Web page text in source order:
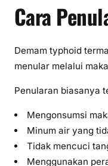
Cara
Demam typhoid
menular melalui
Penularan biasanya
Mengonsumsi
Minum air yang
Tidak mencuci
Menggunakan